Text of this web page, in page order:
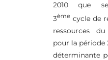
2010 que
3èmecycle de
ressources
pour la période
déterminante